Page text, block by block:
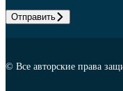
Отправить
© Все авторские права